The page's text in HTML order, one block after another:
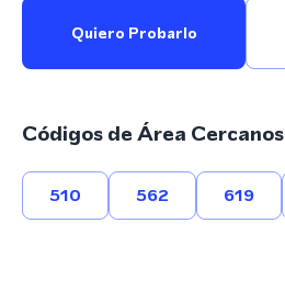
Quiero Probarlo
Códigos de Área Cercanos
510 562 619